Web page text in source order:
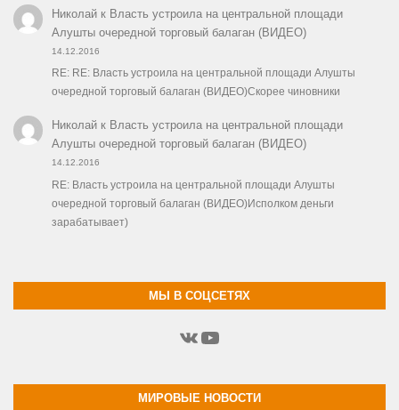
Николайк Власть устроила на центральной площади
Алушты очередной торговый балаган (ВИДЕО)
14.12.2016
RE: RE: Власть устроила на центральной площади Алушты
очередной торговый балаган (ВИДЕО)Скорее чиновники
Николайк Власть устроила на центральной площади
Алушты очередной торговый балаган (ВИДЕО)
14.12.2016
RE: Власть устроила на центральной площади Алушты
очередной торговый балаган (ВИДЕО)Исполком деньги
зарабатывает)
МЫ В СОЦСЕТЯХ
ВКонтакте
YouTube
МИРОВЫЕ НОВОСТИ